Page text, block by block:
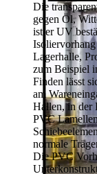
Die
gegen Öl,
ist er UV
Lagerhalle,
zum Beispiel
Finden lässt
am
Hallen, in der
PVC
normale
Die PVC